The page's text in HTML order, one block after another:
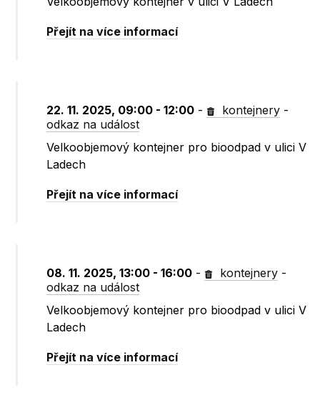
Přejít na více informací
22. 11. 2025, 09:00 - 12:00 - kontejnery -
odkaz na událost
Velkoobjemový kontejner pro bioodpad v ulici V
Ladech
Přejít na více informací
08. 11. 2025, 13:00 - 16:00 - kontejnery -
odkaz na událost
Velkoobjemový kontejner pro bioodpad v ulici V
Ladech
Přejít na více informací